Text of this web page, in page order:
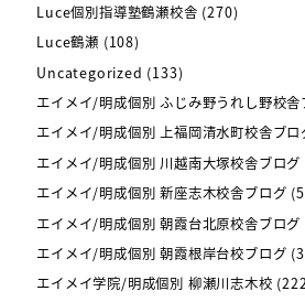
Luce個別指導塾鶴瀬校舎 (270)
Luce鶴瀬 (108)
Uncategorized (133)
エイメイ/明成個別 ふじみ野うれし野校舎
エイメイ/明成個別 上福岡清水町校舎ブロ
エイメイ/明成個別 川越南大塚校舎ブログ
エイメイ/明成個別 新座志木校舎ブログ
エイメイ/明成個別 朝霞台北原校舎ブログ
エイメイ/明成個別 朝霞根岸台校ブログ
エイメイ学院/明成個別 柳瀬川志木校